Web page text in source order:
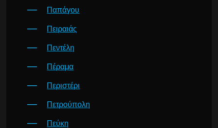
Παπάγου
Πειραιάς
Πεντέλη
Πέραμα
Περιστέρι
Πετρούπολη
Πεύκη